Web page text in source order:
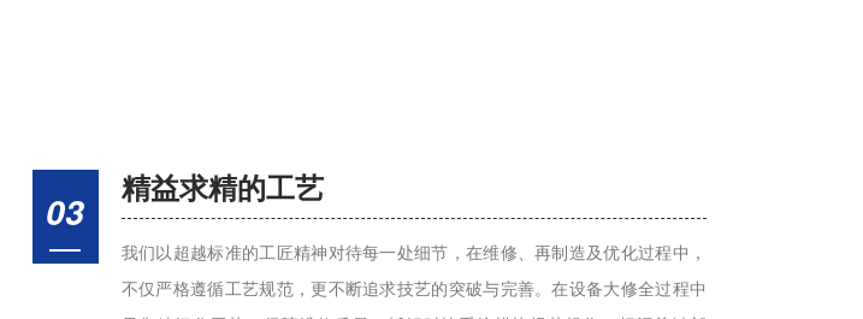
03
精益求精的工艺
我们以超越标准的工匠精神对待每一处细节，在维修、再制造及优化过程中，
不仅严格遵循工艺规范，更不断追求技艺的突破与完善。在设备大修全过程中